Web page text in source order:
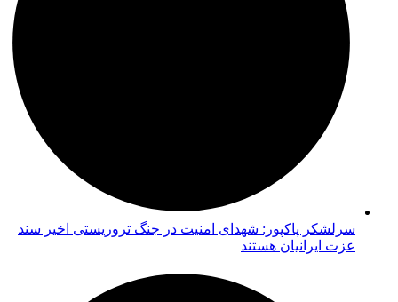
سرلشکر پاکپور: شهدای امنیت در جنگ تروریستی اخیر سند
عزت ایرانیان هستند